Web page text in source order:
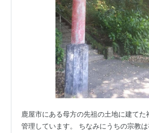
鹿屋市にある母方の先祖の土地に建てた
管理しています。 ちなみにうちの宗教